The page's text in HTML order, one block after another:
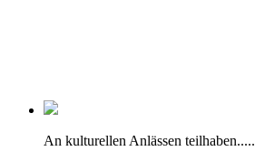
An kulturellen Anlässen teilhaben.....